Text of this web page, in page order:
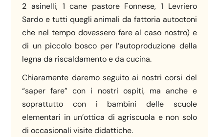
2 asinelli, 1 cane pastore Fonnese, 1 Levriero
Sardo e tutti quegli animali da fattoria autoctoni
che nel tempo dovessero fare al caso nostro) e
di un piccolo bosco per l’autoproduzione della
legna da riscaldamento e da cucina.
Chiaramente daremo seguito ai nostri corsi del
“saper fare” con i nostri ospiti, ma anche e
soprattutto con i bambini delle scuole
elementari in un’ottica di agriscuola e non solo
di occasionali visite didattiche.